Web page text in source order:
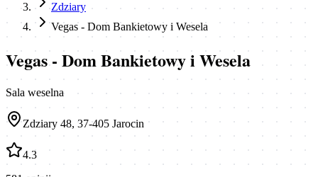
Zdziary
Vegas - Dom Bankietowy i Wesela
Vegas - Dom Bankietowy i Wesela
Sala weselna
Zdziary 48, 37-405 Jarocin
4.3